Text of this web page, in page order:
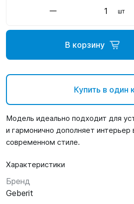
шт
В корзину
Купить в один
Модель идеально подходит для
и гармонично дополняет интерьер
современном стиле.
Характеристики
Бренд
Geberit